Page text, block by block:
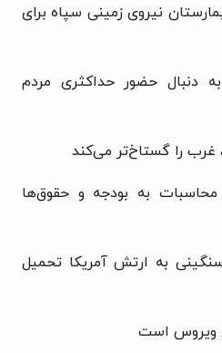
نیروی زمینی سپاه برای
دنبال حضور حداکثری مردم
محاسبات به بودجه و حقوق­‌ها
به ارتش آمریکا تحمیل
ویروس است